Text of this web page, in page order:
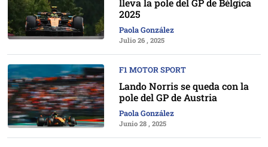
lleva la pole del GP de Bélgica
2025
Paola González
Julio 26 , 2025
F1 MOTOR SPORT
Lando Norris se queda con la
pole del GP de Austria
Paola González
Junio 28 , 2025